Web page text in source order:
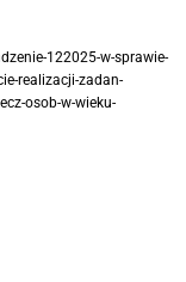
122025-w-sprawie-
realizacji-zadan-
osob-w-wieku-